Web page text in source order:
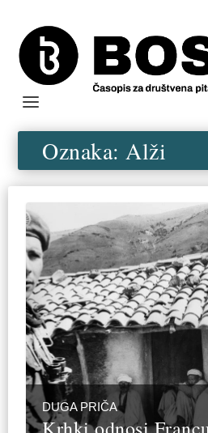
Oznaka:Alži
DUGA PRIČA